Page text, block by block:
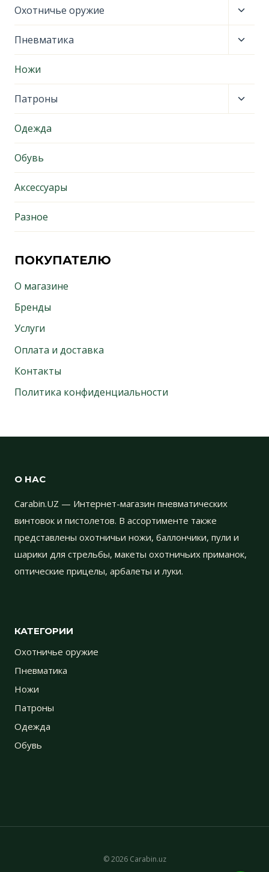
Охотничье оружие
меню
Пневматика
Ножи
Патроны
Одежда
Обувь
Аксессуары
Разное
ПОКУПАТЕЛЮ
О магазине
Бренды
Услуги
Оплата и доставка
Контакты
Политика конфиденциальности
О НАС
Carabin.UZ — Интернет-магазин пневматических
винтовок и пистолетов. В ассортименте также
представлены охотничьи ножи, баллончики, пули и
шарики для стрельбы, макеты охотничьих приманок,
оптические прицелы, арбалеты и луки.
КАТЕГОРИИ
Охотничье оружие
Пневматика
Ножи
Патроны
Одежда
Обувь
© 2026 Carabin.uz